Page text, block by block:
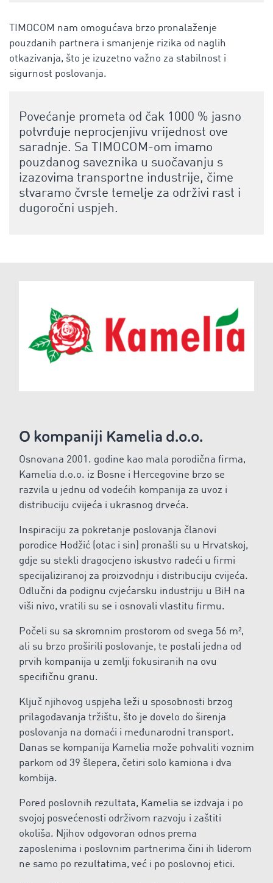
TIMOCOM nam omogućava brzo pronalaženje
pouzdanih partnera i smanjenje rizika od naglih
otkazivanja, što je izuzetno važno za stabilnost i
sigurnost poslovanja.
Povećanje prometa od čak 1000 % jasno
potvrđuje neprocjenjivu vrijednost ove
saradnje. Sa TIMOCOM-om imamo
pouzdanog saveznika u suočavanju s
izazovima transportne industrije, čime
stvaramo čvrste temelje za održivi rast i
dugoročni uspjeh.
O kompaniji Kamelia d.o.o.
Osnovana 2001. godine kao mala porodična firma,
Kamelia d.o.o. iz Bosne i Hercegovine brzo se
razvila u jednu od vodećih kompanija za uvoz i
distribuciju cvijeća i ukrasnog drveća.
Inspiraciju za pokretanje poslovanja članovi
porodice Hodžić (otac i sin) pronašli su u Hrvatskoj,
gdje su stekli dragocjeno iskustvo radeći u firmi
specijaliziranoj za proizvodnju i distribuciju cvijeća.
Odlučni da podignu cvjećarsku industriju u BiH na
viši nivo, vratili su se i osnovali vlastitu firmu.
Počeli su sa skromnim prostorom od svega 56 m²,
ali su brzo proširili poslovanje, te postali jedna od
prvih kompanija u zemlji fokusiranih na ovu
specifičnu granu.
Ključ njihovog uspjeha leži u sposobnosti brzog
prilagođavanja tržištu, što je dovelo do širenja
poslovanja na domaći i međunarodni transport.
Danas se kompanija Kamelia može pohvaliti voznim
parkom od 39 šlepera, četiri solo kamiona i dva
kombija.
Pored poslovnih rezultata, Kamelia se izdvaja i po
svojoj posvećenosti održivom razvoju i zaštiti
okoliša. Njihov odgovoran odnos prema
zaposlenima i poslovnim partnerima čini ih liderom
ne samo po rezultatima, već i po poslovnoj etici.